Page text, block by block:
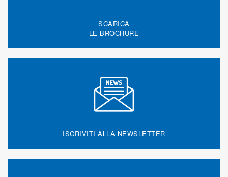
SCARICA
LE BROCHURE
ISCRIVITI ALLA NEWSLETTER